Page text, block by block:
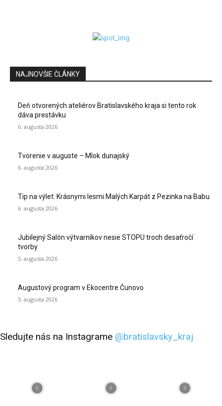
NAJNOVŠIE ČLÁNKY
Deň otvorených ateliérov Bratislavského kraja si tento rok
dáva prestávku
6. augusta 2026
Tvorenie v auguste – Mlok dunajský
6. augusta 2026
Tip na výlet: Krásnymi lesmi Malých Karpát z Pezinka na Babu
6. augusta 2026
Jubilejný Salón výtvarníkov nesie STOPU troch desaťročí
tvorby
5. augusta 2026
Augustový program v Ekocentre Čunovo
5. augusta 2026
Sledujte nás na Instagrame @bratislavsky_kraj